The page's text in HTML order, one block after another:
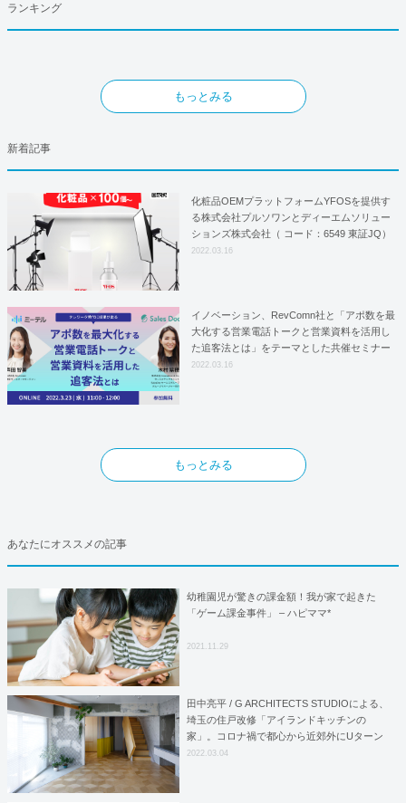
ランキング
もっとみる
新着記事
化粧品OEMプラットフォームYFOSを提供す
る株式会社プルソワンとディーエムソリュー
ションズ株式会社（ コード：6549 東証JQ）
はYFOSにおけるロジスティクスパートナー
2022.03.16
イノベーション、RevComn社と「アポ数を最
大化する営業電話トークと営業資料を活用し
た追客法とは」をテーマとした共催セミナー
を開催！
2022.03.16
もっとみる
あなたにオススメの記事
幼稚園児が驚きの課金額！我が家で起きた
「ゲーム課金事件」 – ハピママ*
2021.11.29
田中亮平 / G ARCHITECTS STUDIOによる、
埼玉の住戸改修「アイランドキッチンの
家」。コロナ禍で都心から近郊外にUターン
し在宅勤務する施主で、既存の小割平面を繋
2022.03.04